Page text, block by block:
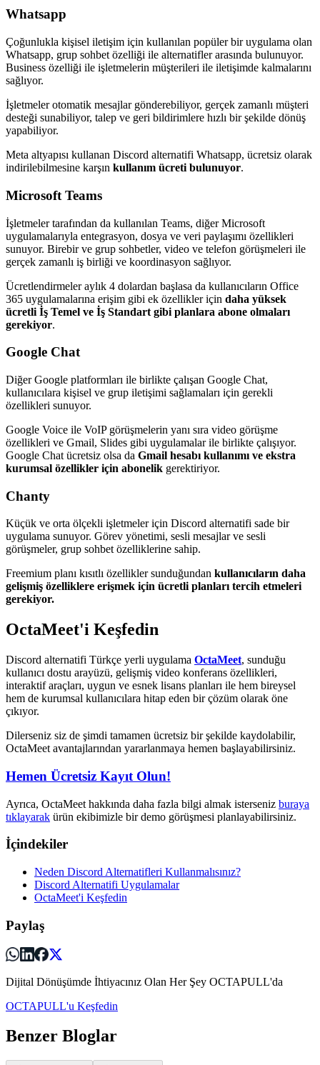
Whatsapp
Çoğunlukla kişisel iletişim için kullanılan popüler bir uygulama olan
Whatsapp, grup sohbet özelliği ile alternatifler arasında bulunuyor.
Business özelliği ile işletmelerin müşterileri ile iletişimde kalmalarını
sağlıyor.
İşletmeler otomatik mesajlar gönderebiliyor, gerçek zamanlı müşteri
desteği sunabiliyor, talep ve geri bildirimlere hızlı bir şekilde dönüş
yapabiliyor.
Meta altyapısı kullanan Discord alternatifi Whatsapp, ücretsiz olarak
indirilebilmesine karşın kullanım ücreti bulunuyor.
Microsoft Teams
İşletmeler tarafından da kullanılan Teams, diğer Microsoft
uygulamalarıyla entegrasyon, dosya ve veri paylaşımı özellikleri
sunuyor. Birebir ve grup sohbetler, video ve telefon görüşmeleri ile
gerçek zamanlı iş birliği ve koordinasyon sağlıyor.
Ücretlendirmeler aylık 4 dolardan başlasa da kullanıcıların Office
365 uygulamalarına erişim gibi ek özellikler için daha yüksek
ücretli İş Temel ve İş Standart gibi planlara abone olmaları
gerekiyor.
Google Chat
Diğer Google platformları ile birlikte çalışan Google Chat,
kullanıcılara kişisel ve grup iletişimi sağlamaları için gerekli
özellikleri sunuyor.
Google Voice ile VoIP görüşmelerin yanı sıra video görüşme
özellikleri ve Gmail, Slides gibi uygulamalar ile birlikte çalışıyor.
Google Chat ücretsiz olsa da Gmail hesabı kullanımı ve ekstra
kurumsal özellikler için abonelik gerektiriyor.
Chanty
Küçük ve orta ölçekli işletmeler için Discord alternatifi sade bir
uygulama sunuyor. Görev yönetimi, sesli mesajlar ve sesli
görüşmeler, grup sohbet özelliklerine sahip.
Freemium planı kısıtlı özellikler sunduğundan kullanıcıların daha
gelişmiş özelliklere erişmek için ücretli planları tercih etmeleri
gerekiyor.
OctaMeet'i Keşfedin
Discord alternatifi Türkçe yerli uygulama OctaMeet, sunduğu
kullanıcı dostu arayüzü, gelişmiş video konferans özellikleri,
interaktif araçları, uygun ve esnek lisans planları ile hem bireysel
hem de kurumsal kullanıcılara hitap eden bir çözüm olarak öne
çıkıyor.
Dilerseniz siz de şimdi tamamen ücretsiz bir şekilde kaydolabilir,
OctaMeet avantajlarından yararlanmaya hemen başlayabilirsiniz.
Hemen Ücretsiz Kayıt Olun!
Ayrıca, OctaMeet hakkında daha fazla bilgi almak isterseniz buraya
tıklayarak ürün ekibimizle bir demo görüşmesi planlayabilirsiniz.
İçindekiler
Neden Discord Alternatifleri Kullanmalısınız?
Discord Alternatifi Uygulamalar
OctaMeet'i Keşfedin
Paylaş
Dijital Dönüşümde İhtiyacınız Olan Her Şey OCTAPULL'da
OCTAPULL'u Keşfedin
Benzer Bloglar